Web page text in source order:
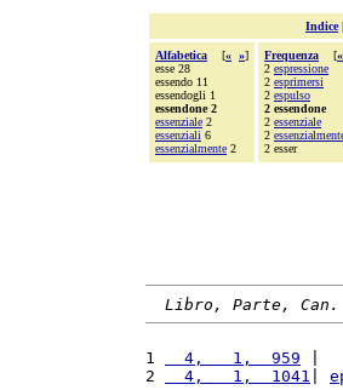
Indice|
Alfabetica [« »]
esse 28
essendo 11
essendogli 1
essendone 2
essenziale 2
essenziali 6
essenzialmente 2
Frequenza [«
2 espressione
2 esprimersi
2 espulso
2 essendone
2 essenziale
2
2 esser
Libro, Parte, Can.
1
  4,   1,  959
2
  4,   1,  1041